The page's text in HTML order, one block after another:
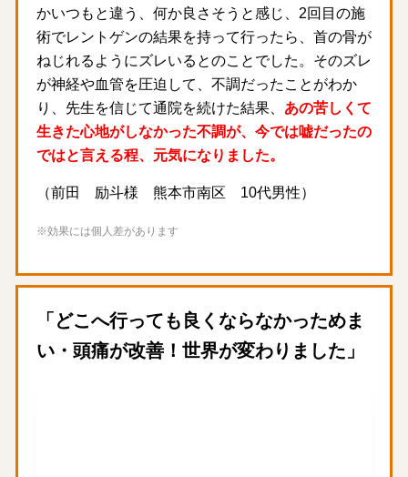
かいつもと違う、何か良さそうと感じ、2回目の施
術でレントゲンの結果を持って行ったら、首の骨が
ねじれるようにズレいるとのことでした。そのズレ
が神経や血管を圧迫して、不調だったことがわか
り、先生を信じて通院を続けた結果、 あの苦しくて
生きた心地がしなかった不調が、今では嘘だったの
ではと言える程、元気になりました。
（前田 励斗様 熊本市南区 10代男性）
※効果には個人差があります
「どこへ行っても良くならなかっためま
い・頭痛が改善！世界が変わりました」